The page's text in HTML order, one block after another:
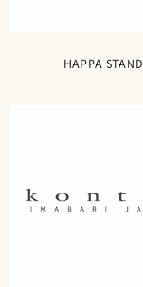
HAPPA STAND